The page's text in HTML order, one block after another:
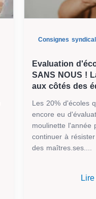
Consignes
Evaluation
SANS NOUS !
aux côtés des
Les 20% d'écoles
encore eu
moulinette l'année
continuer à
des maîtres.ses....